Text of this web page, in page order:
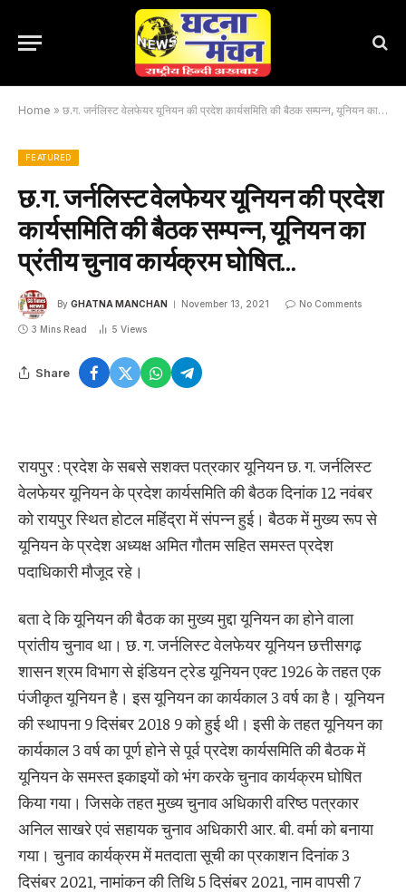
Home » छ.ग. जर्नलिस्ट वेलफेयर यूनियन की प्रदेश कार्यसमिति की बैठक सम्पन्न, यूनियन का प्रंतीय चुनाव कार्यक्रम घोषित…
FEATURED
छ.ग. जर्नलिस्ट वेलफेयर यूनियन की प्रदेश
कार्यसमिति की बैठक सम्पन्न, यूनियन का
प्रंतीय चुनाव कार्यक्रम घोषित…
By GHATNA MANCHAN November 13, 2021 No Comments
3 Mins Read 5 Views
Share
रायपुर : प्रदेश के सबसे सशक्त पत्रकार यूनियन छ. ग. जर्नलिस्ट
वेलफेयर यूनियन के प्रदेश कार्यसमिति की बैठक दिनांक 12 नवंबर
को रायपुर स्थित होटल महिंद्रा में संपन्न हुई। बैठक में मुख्य रूप से
यूनियन के प्रदेश अध्यक्ष अमित गौतम सहित समस्त प्रदेश
पदाधिकारी मौजूद रहे।
बता दे कि यूनियन की बैठक का मुख्य मुद्दा यूनियन का होने वाला
प्रांतीय चुनाव था। छ. ग. जर्नलिस्ट वेलफेयर यूनियन छत्तीसगढ़
शासन श्रम विभाग से इंडियन ट्रेड यूनियन एक्ट 1926 के तहत एक
पंजीकृत यूनियन है। इस यूनियन का कार्यकाल 3 वर्ष का है। यूनियन
की स्थापना 9 दिसंबर 2018 9 को हुई थी। इसी के तहत यूनियन का
कार्यकाल 3 वर्ष का पूर्ण होने से पूर्व प्रदेश कार्यसमिति की बैठक में
यूनियन के समस्त इकाइयों को भंग करके चुनाव कार्यक्रम घोषित
किया गया। जिसके तहत मुख्य चुनाव अधिकारी वरिष्ठ पत्रकार
अनिल साखरे एवं सहायक चुनाव अधिकारी आर. बी. वर्मा को बनाया
गया। चुनाव कार्यक्रम में मतदाता सूची का प्रकाशन दिनांक 3
दिसंबर 2021, नामांकन की तिथि 5 दिसंबर 2021, नाम वापसी 7